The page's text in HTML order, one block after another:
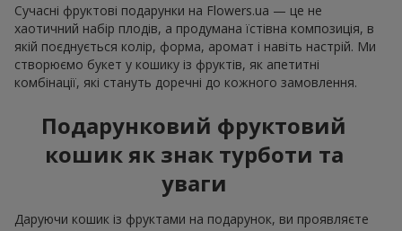
Сучасні фруктові подарунки на Flowers.ua — це не
хаотичний набір плодів, а продумана їстівна композиція, в
якій поєднується колір, форма, аромат і навіть настрій. Ми
створюємо букет у кошику із фруктів, як апетитні
комбінації, які стануть доречні до кожного замовлення.
Подарунковий фруктовий
кошик як знак турботи та
уваги
Даруючи кошик із фруктами на подарунок, ви проявляєте